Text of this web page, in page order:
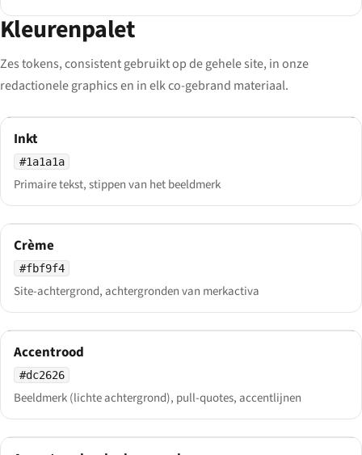
Kleurenpalet
Zes tokens, consistent gebruikt op de gehele site, in onze
redactionele graphics en in elk co-gebrand materiaal.
Inkt
#1a1a1a
Primaire tekst, stippen van het beeldmerk
Crème
#fbf9f4
Site-achtergrond, achtergronden van merkactiva
Accentrood
#dc2626
Beeldmerk (lichte achtergrond), pull-quotes, accentlijnen